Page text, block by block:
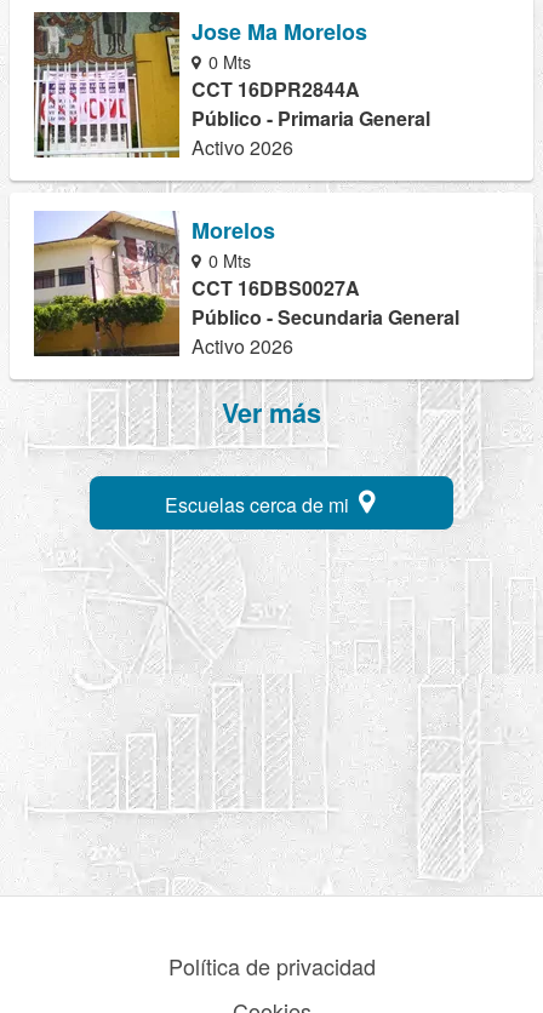
Jose Ma Morelos
0 Mts
CCT 16DPR2844A
Público - Primaria General
Activo 2026
Morelos
0 Mts
CCT 16DBS0027A
Público - Secundaria General
Activo 2026
Ver más
Escuelas cerca de mi
Política de privacidad